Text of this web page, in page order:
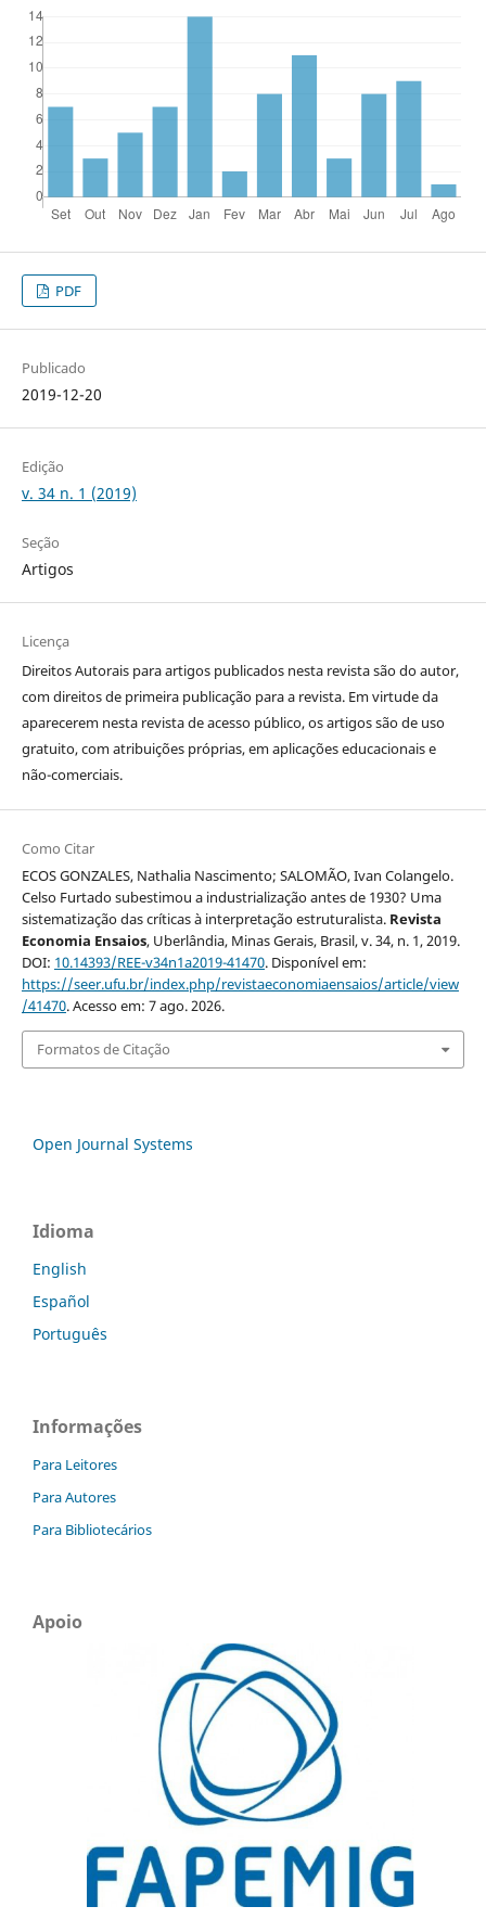
PDF
Publicado
2019-12-20
Edição
v. 34 n. 1 (2019)
Seção
Artigos
Licença
Direitos Autorais para artigos publicados nesta revista são do autor,
com direitos de primeira publicação para a revista. Em virtude da
aparecerem nesta revista de acesso público, os artigos são de uso
gratuito, com atribuições próprias, em aplicações educacionais e
não-comerciais.
Como Citar
ECOS GONZALES, Nathalia Nascimento; SALOMÃO, Ivan Colangelo.
Celso Furtado subestimou a industrialização antes de 1930? Uma
sistematização das críticas à interpretação estruturalista. Revista
Economia Ensaios, Uberlândia, Minas Gerais, Brasil, v. 34, n. 1, 2019.
DOI: 10.14393/REE-v34n1a2019-41470. Disponível em:
https://seer.ufu.br/index.php/revistaeconomiaensaios/article/view
/41470. Acesso em: 7 ago. 2026.
Formatos de Citação
Open Journal Systems
Idioma
English
Español
Português
Informações
Para Leitores
Para Autores
Para Bibliotecários
Apoio